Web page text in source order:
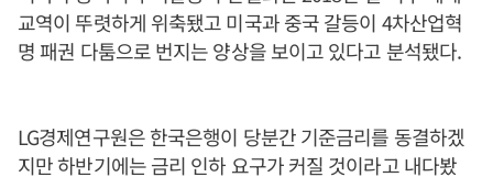
교역이 뚜렷하게 위축됐고 미국과 중국 갈등이 4차산업혁
명 패권 다툼으로 번지는 양상을 보이고 있다고 분석됐다.
LG경제연구원은 한국은행이 당분간 기준금리를 동결하겠
지만 하반기에는 금리 인하 요구가 커질 것이라고 내다봤